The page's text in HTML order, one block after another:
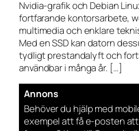
Nvidia-grafik och Debian
fortfarande kontorsarbete,
multimedia och enklare
Med en SSD kan datorn
tydligt prestandalyft och
användbar i många år. […]
Annons
Behöver du hjälp med
exempel att få e-posten att